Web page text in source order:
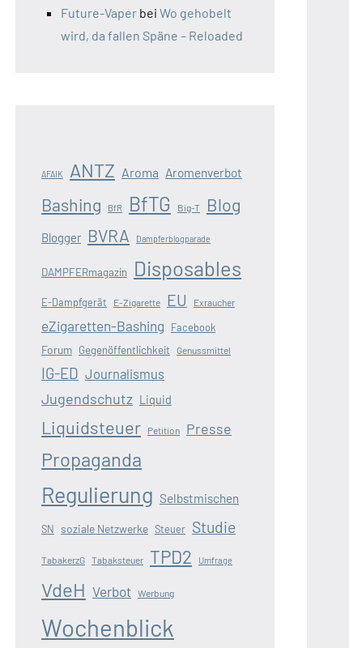
Future-Vaper bei Wo gehobelt
wird, da fallen Späne – Reloaded
AFAIK ANTZ Aroma Aromenverbot
Bashing BfR BfTG Big-T Blog
Blogger BVRA Dampferblogparade
DAMPFERmagazin Disposables
E-Dampfgerät E-Zigarette EU Exraucher
eZigaretten-Bashing Facebook
Forum Gegenöffentlichkeit Genussmittel
IG-ED Journalismus
Jugendschutz Liquid
Liquidsteuer Petition Presse
Propaganda
Regulierung Selbstmischen
SN soziale Netzwerke Steuer Studie
TabakerzG Tabaksteuer TPD2 Umfrage
VdeH Verbot Werbung
Wochenblick